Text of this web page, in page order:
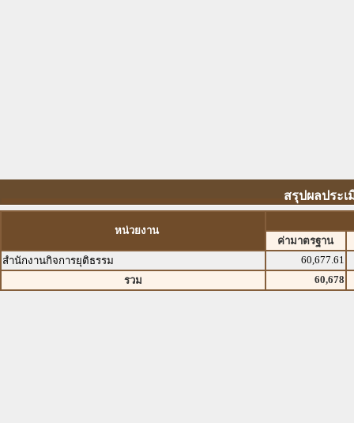
สรุปผลประ
หน่วยงาน
ค่ามาตรฐาน
สำนักงานกิจการยุติธรรม
60,677.61
รวม
60,678